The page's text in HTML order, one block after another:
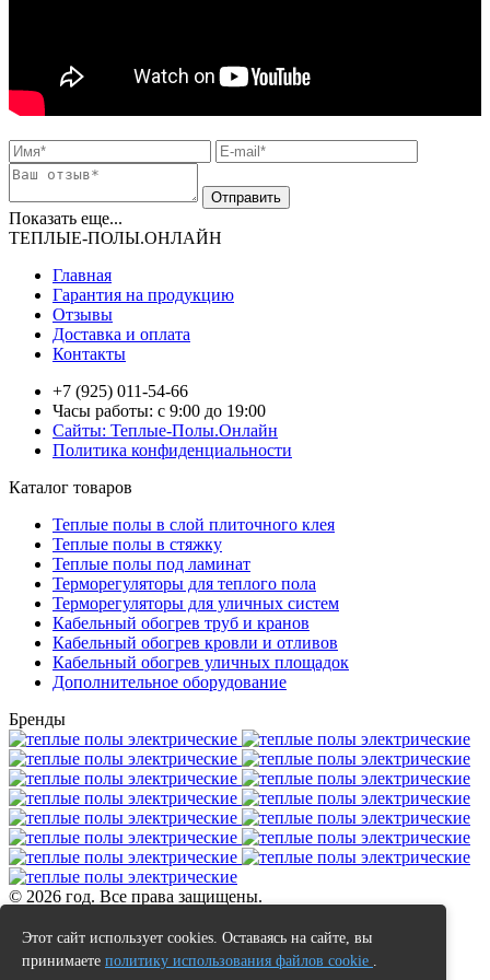
Показать еще...
ТЕПЛЫЕ-ПОЛЫ.ОНЛАЙН
Главная
Гарантия на продукцию
Отзывы
Доставка и оплата
Контакты
+7 (925) 011-54-66
Часы работы: с 9:00 до 19:00
Сайты: Теплые-Полы.Онлайн
Политика конфиденциальности
Каталог товаров
Теплые полы в слой плиточного клея
Теплые полы в стяжку
Теплые полы под ламинат
Терморегуляторы для теплого пола
Терморегуляторы для уличных систем
Кабельный обогрев труб и кранов
Кабельный обогрев кровли и отливов
Кабельный обогрев уличных площадок
Дополнительное оборудование
Бренды
© 2026 год. Все права защищены.
Данный интернет сайт не является публичной офертой.
Наличие и стоимость товаров уточняйте у менеджеров по
телефону.
Этот сайт использует cookies. Оставаясь на сайте, вы
принимаете политику использования файлов cookie .